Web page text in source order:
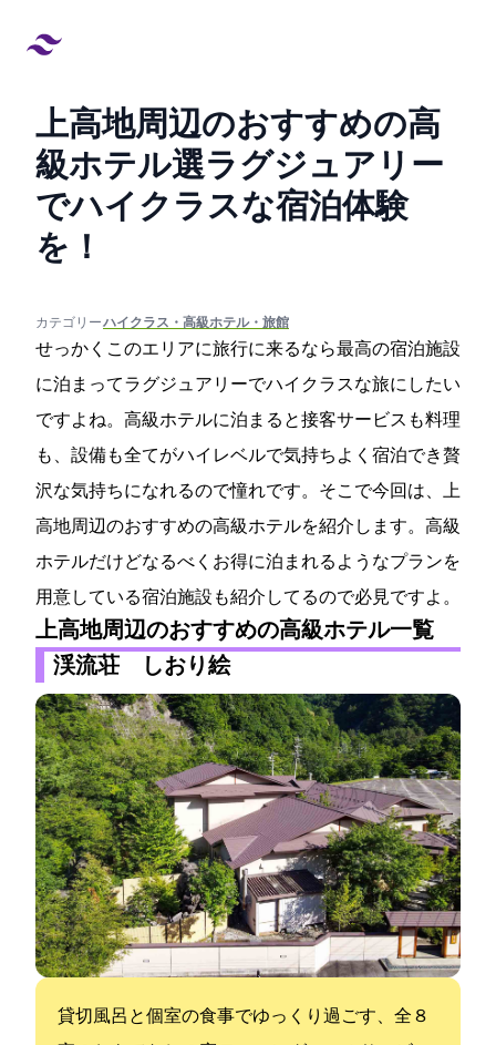
上高地周辺のおすすめの高
級ホテル4選!ラグジュアリー
でハイクラスな宿泊体験
を！
カテゴリー:#ハイクラス・高級ホテル・旅館
せっかくこのエリアに旅行に来るなら最高の宿泊施設
に泊まってラグジュアリーでハイクラスな旅にしたい
ですよね。高級ホテルに泊まると接客サービスも料理
も、設備も全てがハイレベルで気持ちよく宿泊でき贅
沢な気持ちになれるので憧れです。そこで今回は、上
高地周辺のおすすめの高級ホテルを紹介します。高級
ホテルだけどなるべくお得に泊まれるようなプランを
用意している宿泊施設も紹介してるので必見ですよ。
上高地周辺のおすすめの高級ホテル一覧
渓流荘 しおり絵
貸切風呂と個室の食事でゆっくり過ごす、全８